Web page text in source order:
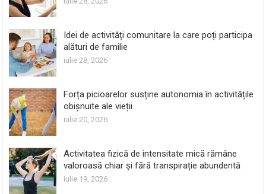
Idei de activități comunitare la care poți participa
alături de familie
iulie 28, 2026
Forța picioarelor susține autonomia în activitățile
obișnuite ale vieții
iulie 20, 2026
Activitatea fizică de intensitate mică rămâne
valoroasă chiar și fără transpirație abundentă
iulie 19, 2026